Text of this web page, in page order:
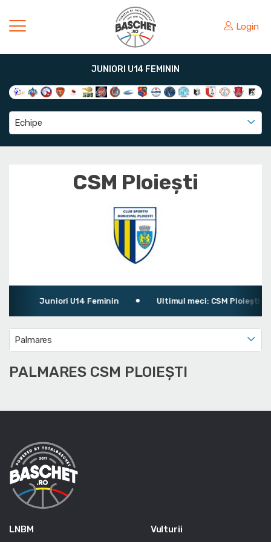
Login
JUNIORI U14 FEMININ
Echipe
CSM Ploiești
Juniori U14 Feminin Ultimul meci: CSM Ploiești
Palmares
PALMARES CSM PLOIEȘTI
LNBM Vulturii